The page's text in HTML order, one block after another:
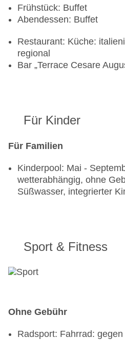
Frühstück: Buffet
Abendessen: Buffet
Restaurant: Küche:
regional
Bar „Terrace Cesare
Für Kinder
Für Familien
Kinderpool: Mai -
wetterabhängig, ohne
Süßwasser, integrierter
Sport & Fitness
Ohne Gebühr
Radsport: Fahrrad: